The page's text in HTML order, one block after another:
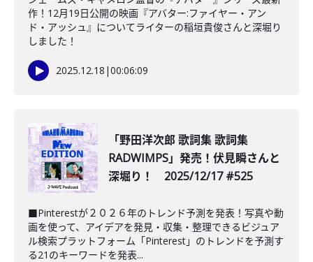
作！12月19日公開の映画『アバター:ファイヤー・アン
ド・アッシュ』についてライターの稲垣貴俊さんと深堀り
しました！
2025.12.18 |00:06:09
「野田洋次郎 歌詞集 歌詞集
RADWIMPS」発売！伏見瞬さんと
深堀り！ 2025/12/17 #525
■Pinterestが２０２６年のトレンド予測を発表！写真や動
画を使って、アイデアを発見・収集・整理できるビジュア
ル検索プラットフォーム「Pinterest」のトレンドを予測す
る21のキーワードを発表...